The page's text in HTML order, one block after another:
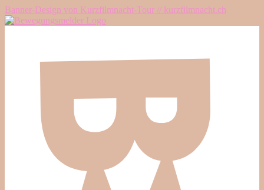
Banner-Design von Kurzfilmnacht-Tour // kurzfilmnacht.ch